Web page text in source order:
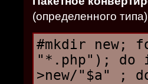
(определенного
#mkdir new;
"*.php"); do
>new/"$a" ;